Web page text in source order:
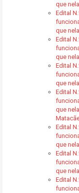
que
Edital
que
Edital
que
Edital
que
Edital
que
Edital
que
Edital
que
Edital